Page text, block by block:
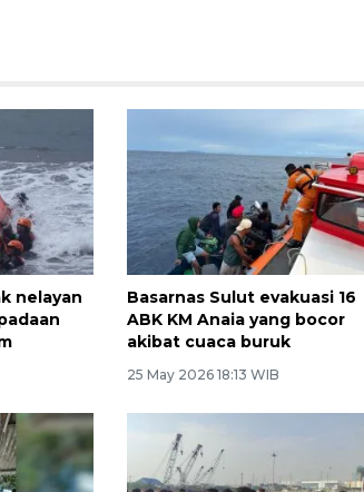
nelayan
Basarnas Sulut evakuasi 16
ABK KM Anaia yang bocor
akibat cuaca buruk
25 May 2026 18:13 WIB